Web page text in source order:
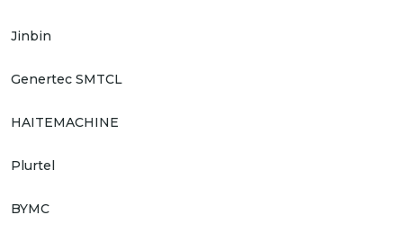
Jinbin
Genertec SMTCL
HAITEMACHINE
Plurtel
BYMC